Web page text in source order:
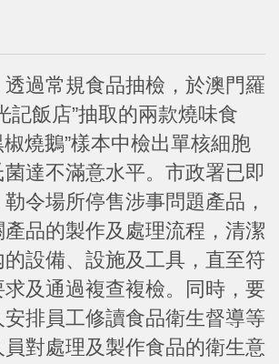
過常規食品抽檢，於澳門羅
記飯店”抽取的兩款燒味食
椒燒鵝”樣本中檢出單核細胞
達不滿意水平。市政署已即
令場所停售涉事問題產品，
品的製作及處理流程，清潔
設備、設施及工具，直至符
及通過複查複檢。同時，要
排員工修讀食品衛生督導等
對處理及製作食品的衛生意